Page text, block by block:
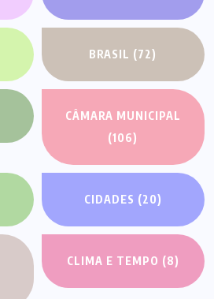
BRASIL (72)
CÂMARA MUNICIPAL
(106)
CIDADES (20)
CLIMA E TEMPO (8)